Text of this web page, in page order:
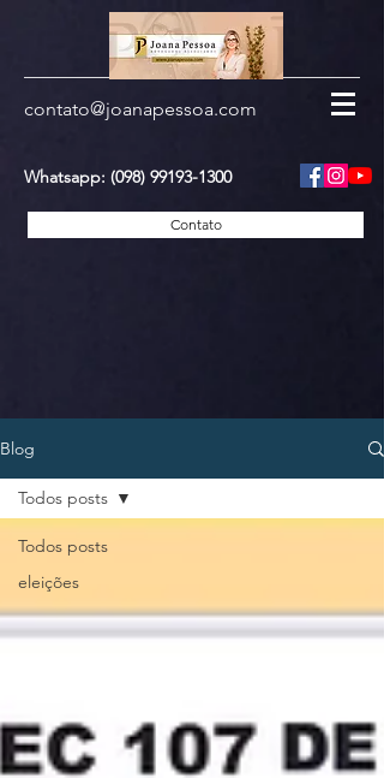
contato@joanapessoa.com
Whatsapp: (098) 99193-1300
Contato
Blog
Todos posts
eleições
Todos posts